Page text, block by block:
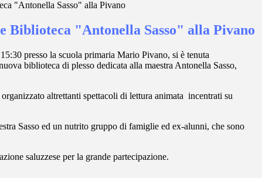
"Antonella Sasso" alla Pivano
Biblioteca "Antonella Sasso" alla Pivano
presso la scuola primaria Mario Pivano, si è tenuta
biblioteca di plesso dedicata alla maestra Antonella Sasso,
altrettanti spettacoli di lettura animata incentrati su
Sasso ed un nutrito gruppo di famiglie ed ex-alunni, che sono
saluzzese per la grande partecipazione.